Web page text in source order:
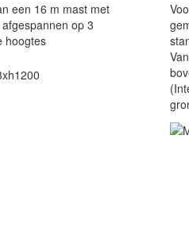
een 16 m mast met
op 3
hoogtes